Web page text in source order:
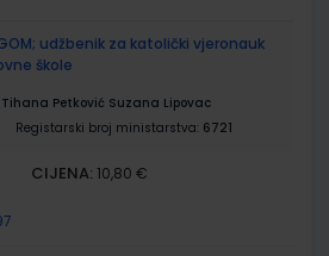
udžbenik za katolički vjeronauk
škole
Tihana Petković Suzana Lipovac
Registarski broj ministarstva: 6721
CIJENA: 10,80 €